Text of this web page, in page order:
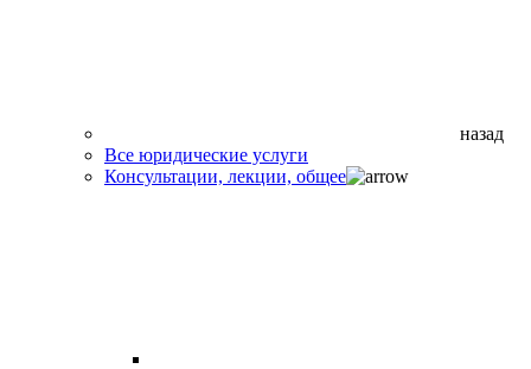
назад
Все юридические услуги
Консультации, лекции, общее